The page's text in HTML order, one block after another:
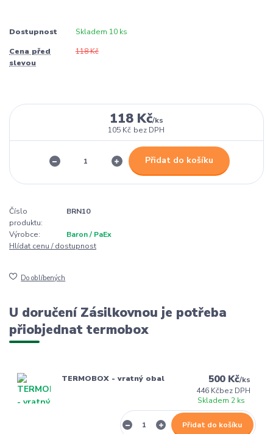
Dostupnost Skladem 10 ks
Cena před
slevou
118 Kč
118 Kč/ks
105 Kč bez DPH
Přidat do košíku
Číslo
produktu:
BRN10
Výrobce:
Baron / PaEx
Hlídat cenu / dostupnost
Do oblíbených
U doručení Zásilkovnou je potřeba
přiobjednat termobox
TERMOBOX - vratný obal 500 Kč/ks
446 Kčbez DPH
Skladem 2 ks
Přidat do košíku